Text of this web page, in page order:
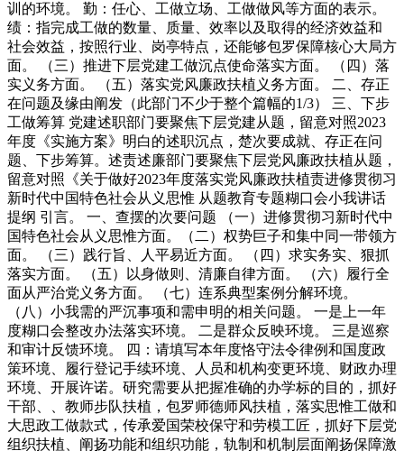
训的环境。 勤：任心、工做立场、工做做风等方面的表示。
绩：指完成工做的数量、质量、效率以及取得的经济效益和
社会效益，按照行业、岗亭特点，还能够包罗保障核心大局方
面。 （三）推进下层党建工做沉点使命落实方面。 （四）落
实义务方面。 （五）落实党风廉政扶植义务方面。 二、存正
在问题及缘由阐发（此部门不少于整个篇幅的1/3） 三、下步
工做筹算 党建述职部门要聚焦下层党建从题，留意对照2023
年度《实施方案》明白的述职沉点，楚次要成就、存正在问
题、下步筹算。述责述廉部门要聚焦下层党风廉政扶植从题，
留意对照《关于做好2023年度落实党风廉政扶植责进修贯彻习
新时代中国特色社会从义思惟 从题教育专题糊口会小我讲话
提纲 引言。 一、查摆的次要问题 （一）进修贯彻习新时代中
国特色社会从义思惟方面。（二）权势巨子和集中同一带领方
面。 （三）践行旨、人平易近方面。 （四）求实务实、狠抓
落实方面。 （五）以身做则、清廉自律方面。 （六）履行全
面从严治党义务方面。 （七）连系典型案例分解环境。
（八）小我需的严沉事项和需申明的相关问题。 一是上一年
度糊口会整改办法落实环境。 二是群众反映环境。 三是巡察
和审计反馈环境。 四：请填写本年度恪守法令律例和国度政
策环境、履行登记手续环境、人员和机构变更环境、财政办理
环境、开展许诺。研究需要从把握准确的办学标的目的，抓好
干部、、教师步队扶植，包罗师德师风扶植，落实思惟工做和
大思政工做款式，传承爱国荣校保守和劳模工匠，抓好下层党
组织扶植、阐扬功能和组织功能，轨制和机制层面阐扬保障激